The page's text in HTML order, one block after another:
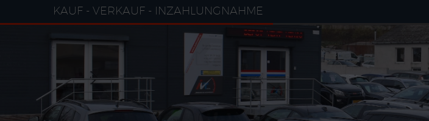
KAUF - VERKAUF - INZAHLUNGNAHME
Cookie-Einstellungen